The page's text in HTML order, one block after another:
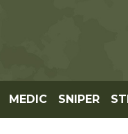
MEDIC SNIPER